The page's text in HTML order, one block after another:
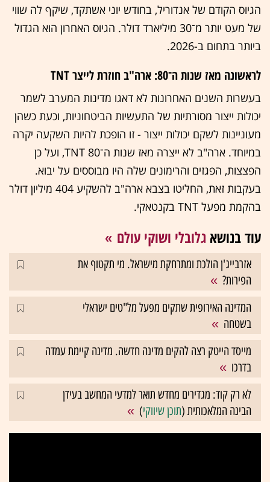
הגיוס הקודם של אנדוריל, בחודש יוני אשתקד, שיקף לה שווי
של מעט יותר מ־30 מיליארד דולר. הגיוס האחרון הוא הגדול
ביותר בתחום ב-2026.
לראשונה מאז שנות ה־80: ארה"ב חוזרת לייצר TNT
בעשרות השנים האחרונות לא דאגו מדינות המערב לשמר
יכולות ייצור מסורתיות של התעשיות הביטחוניות, וכעת כשהן
מעוניינות לשקם יכולות ייצור - זו הופכת להיות השקעה יקרה
במיוחד. ארה"ב לא ייצרה מאז שנות ה־80 TNT, ועל כן
הפצצות, הפגזים והרימונים שלה היו מבוססים על יבוא.
בעקבות זאת, החליטו בצבא ארה"ב להשקיע 404 מיליון דולר
בהקמת מפעל TNT בקנטאקי.
עוד בנושא גלובלי ושוקי עולם
אזרבייג'ן הולכת ומתרחקת מישראל. מי תקטוף את
הפירות?
המדינה האירופית שתקים מפעל מל"טים ישראלי
בשטחה
מייסד הייטק רצה להקים מדינה חדשה. מדינה קיימת עמדה
בדרכו
לא רק קוד: מגדירים מחדש תואר למדעי המחשב בעידן
הבינה המלאכותית (תוכן שיווקי)